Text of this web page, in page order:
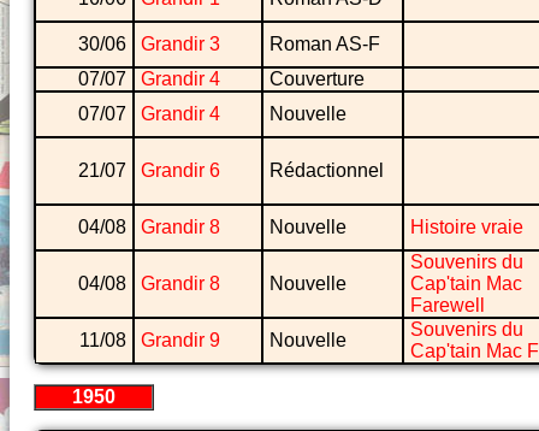
30/06 Grandir 3
Roman AS-F
07/07
Grandir 4
Couverture
07/07
Grandir 4 Nouvelle
21/07 Grandir 6 Rédactionnel
04/08 Grandir 8 Nouvelle Histoire vraie
04/08 Grandir 8 Nouvelle
Souvenirs du
Cap'tain Mac
Farewell
11/08
Grandir 9 Nouvelle
Souvenirs du
Cap'tain Mac
1950